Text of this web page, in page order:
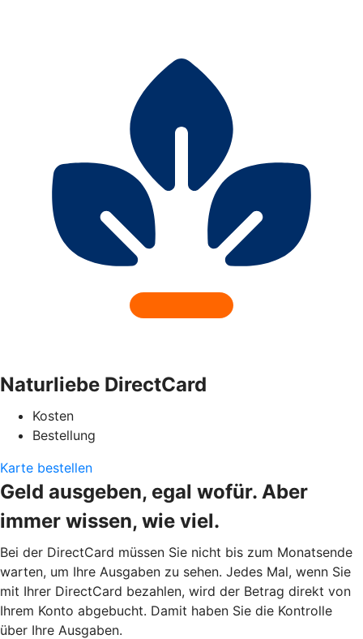
Naturliebe DirectCard
Kosten
Bestellung
Karte bestellen
Geld ausgeben, egal wofür. Aber
immer wissen, wie viel.
Bei der DirectCard müssen Sie nicht bis zum Monatsende
warten, um Ihre Ausgaben zu sehen. Jedes Mal, wenn Sie
mit Ihrer DirectCard bezahlen, wird der Betrag direkt von
Ihrem Konto abgebucht. Damit haben Sie die Kontrolle
über Ihre Ausgaben.